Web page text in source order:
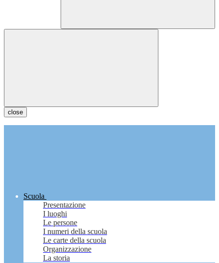
close
Scuola
Presentazione
I luoghi
Le persone
I numeri della scuola
Le carte della scuola
Organizzazione
La storia